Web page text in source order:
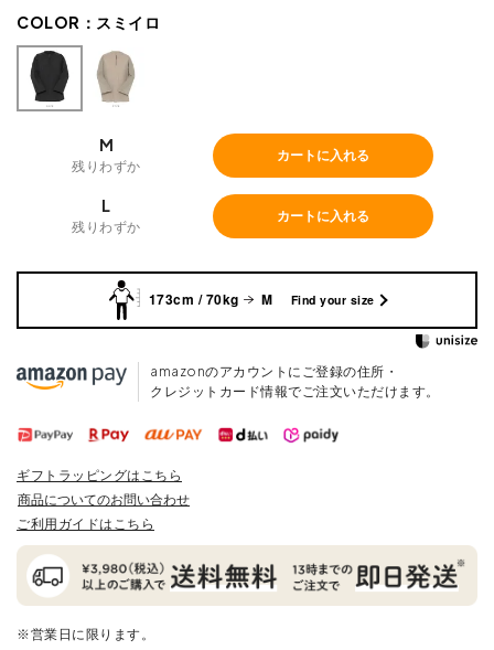
COLOR： スミイロ
M
残りわずか
カートに入れる
L
残りわずか
カートに入れる
173cm / 70kg M Find your size
amazonのアカウントにご登録の住所・
クレジットカード情報でご注文いただけます。
ギフトラッピングはこちら
商品についてのお問い合わせ
ご利用ガイドはこちら
※営業日に限ります。